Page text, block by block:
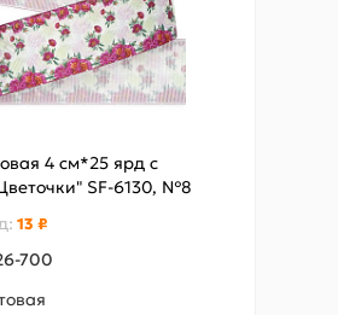
4 см*25 ярд с
SF-6130, №8
: 13 ₽
700